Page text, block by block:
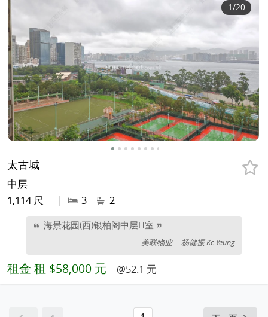
1/20
太古城
中层
1,114 尺
| 3 2
海景花园(西)银柏阁中层H室
美联物业 杨健振 Kc Yeung
租金 租 $58,000 元 @52.1 元